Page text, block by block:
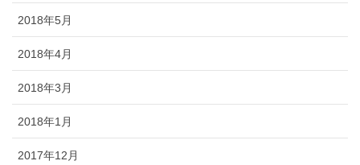
2018年5月
2018年4月
2018年3月
2018年1月
2017年12月